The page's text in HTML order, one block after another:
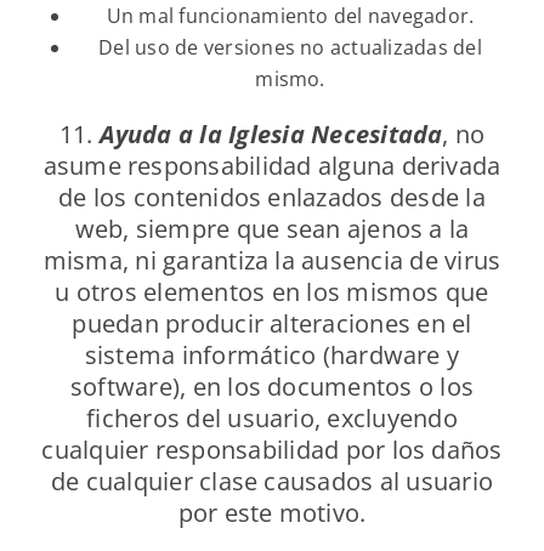
Un mal funcionamiento del navegador.
Del uso de versiones no actualizadas del
mismo.
11.Ayuda a la Iglesia Necesitada, no
asume responsabilidad alguna derivada
de los contenidos enlazados desde la
web, siempre que sean ajenos a la
misma, ni garantiza la ausencia de virus
u otros elementos en los mismos que
puedan producir alteraciones en el
sistema informático (hardware y
software), en los documentos o los
ficheros del usuario, excluyendo
cualquier responsabilidad por los daños
de cualquier clase causados al usuario
por este motivo.